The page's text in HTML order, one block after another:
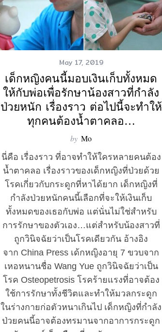
May 17, 2019
เด็กหญิงคนนี้มอบเงินเก็บทั้งหมด
ให้กับพ่อเพื่อรักษาน้องสาวที่กำลัง
ป่วยหนัก เรื่องราว ต่อไปนี้จะทำให้
ทุกคนต้องน้ำตาคลอ…
by Mo
นี่คือ เรื่องราว ที่อาจทำให้ใครหลายคนต้อง
น้ำตาคลอ เรื่องราวของเด็กหญิงที่ป่วยด้วย
โรคเกี่ยวกับกระดูกที่หาได้ยาก เด็กหญิงที่
กำลังป่วยหนักคนนี้เลือกที่จะให้เงินเก็บ
ทั้งหมดของเธอกับพ่อ แต่นั่นไม่ใช่สำหรับ
การรักษาของตัวเอง…แต่สำหรับน้องสาวที่
ถูกวินิจฉัยว่าเป็นโรคเดียวกัน อ้างอิง
จาก China Press เด้กหญิงอายุ 7 ขวบจาก
เหอหนานชื่อ Wang Yue ถูกวินิจฉัยว่าเป็น
โรค Osteopetrosis โรคร้ายแรงที่อาจต้อง
ใช้การรักษาทั้งชีวิตและทำให้มวลกระดูก
ในร่างกายก่อตัวหนาเกินไป เด็กหญิงที่กำลัง
ป่วยคนนี้อาจต้องทรมานจากอาการกระดูก